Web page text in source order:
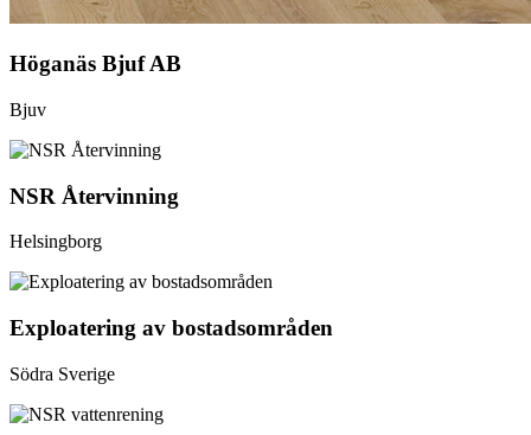
Höganäs Bjuf AB
Bjuv
NSR Återvinning
Helsingborg
Exploatering av bostadsområden
Södra Sverige